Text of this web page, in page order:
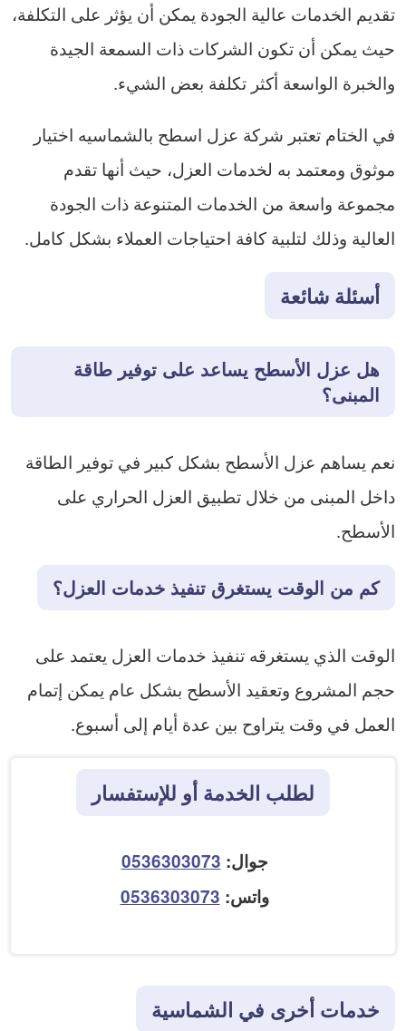
تقديم الخدمات عالية الجودة يمكن أن يؤثر على التكلفة،
حيث يمكن أن تكون الشركات ذات السمعة الجيدة
والخبرة الواسعة أكثر تكلفة بعض الشيء.
في الختام تعتبر شركة عزل اسطح بالشماسيه اختيار
موثوق ومعتمد به لخدمات العزل، حيث أنها تقدم
مجموعة واسعة من الخدمات المتنوعة ذات الجودة
العالية وذلك لتلبية كافة احتياجات العملاء بشكل كامل.
أسئلة شائعة
هل عزل الأسطح يساعد على توفير طاقة
المبنى؟
نعم يساهم عزل الأسطح بشكل كبير في توفير الطاقة
داخل المبنى من خلال تطبيق العزل الحراري على
الأسطح.
كم من الوقت يستغرق تنفيذ خدمات العزل؟
الوقت الذي يستغرقه تنفيذ خدمات العزل يعتمد على
حجم المشروع وتعقيد الأسطح بشكل عام يمكن إتمام
العمل في وقت يتراوح بين عدة أيام إلى أسبوع.
لطلب الخدمة أو للإستفسار
جوال: 0536303073
واتس: 0536303073
خدمات أخرى في الشماسية